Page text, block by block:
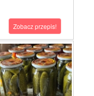
Zobacz przepis!